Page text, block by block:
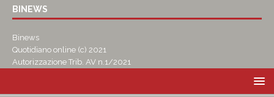
BINEWS
Binews
Quotidiano online (c) 2021
Autorizzazione Trib. AV n.1/2021